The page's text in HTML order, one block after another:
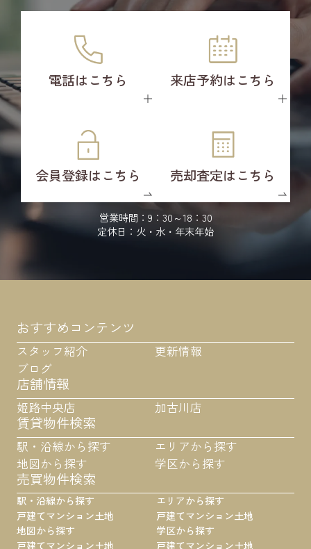
電話はこちら 来店予約はこちら
会員登録はこちら 売却査定はこちら
営業時間：9：30～18：30
定休日：火・水・年末年始
おすすめコンテンツ
スタッフ紹介
更新情報
ブログ
店舗情報
姫路中央店 加古川店
賃貸物件検索
駅・沿線から探す
エリアから探す
地図から探す
学区から探す
売買物件検索
駅・沿線から探す
戸建てマンション土地
地図から探す
戸建てマンション土地
エリアから探す
戸建てマンション土地
学区から探す
戸建てマンション土地